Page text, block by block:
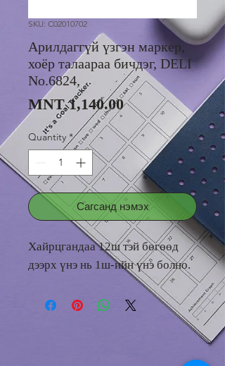
SKU: C02010702
Арилдаггүй үзгэн маркер,
хоёр талаараа бичдэг, DELI
No.6824,
MNT 1,140.00Price
Quantity *
Сагсанд нэмэх
Хайрцгандаа 12ш тэй бөгөөд
дээрх үнэ нь 1ш-ийн үнэ болно.